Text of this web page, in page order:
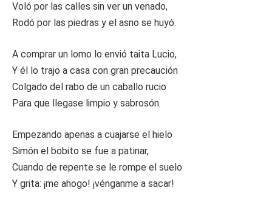
Voló por las calles sin ver un venado,
Rodó por las piedras y el asno se huyó.
A comprar un lomo lo envió taita Lucio,
Y él lo trajo a casa con gran precaución
Colgado del rabo de un caballo rucio
Para que llegase limpio y sabrosón.
Empezando apenas a cuajarse el hielo
Simón el bobito se fue a patinar,
Cuando de repente se le rompe el suelo
Y grita: ¡me ahogo! ¡vénganme a sacar!